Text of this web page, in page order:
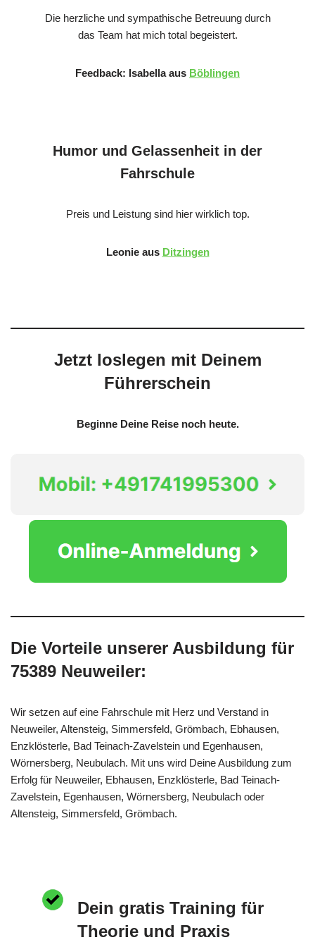
Die herzliche und sympathische Betreuung durch
das Team hat mich total begeistert.
Feedback: Isabella aus Böblingen
Humor und Gelassenheit in der
Fahrschule
Preis und Leistung sind hier wirklich top.
Leonie aus Ditzingen
Jetzt loslegen mit Deinem
Führerschein
Beginne Deine Reise noch heute.
Die Vorteile unserer Ausbildung für
75389 Neuweiler:
Wir setzen auf eine Fahrschule mit Herz und Verstand in
Neuweiler, Altensteig, Simmersfeld, Grömbach, Ebhausen,
Enzklösterle, Bad Teinach-Zavelstein und Egenhausen,
Wörnersberg, Neubulach. Mit uns wird Deine Ausbildung zum
Erfolg für Neuweiler, Ebhausen, Enzklösterle, Bad Teinach-
Zavelstein, Egenhausen, Wörnersberg, Neubulach oder
Altensteig, Simmersfeld, Grömbach.
Dein gratis Training für
Theorie und Praxis